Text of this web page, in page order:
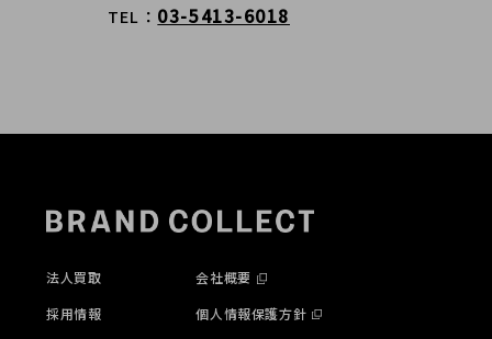
TEL 03-5413-6018
法人買取
採用情報
会社概要
個人情報保護方針